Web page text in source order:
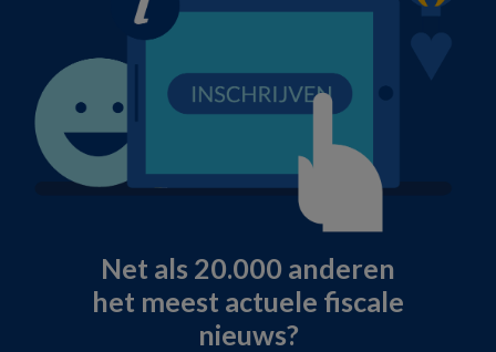
Net als 20.000 anderen
het meest actuele fiscale
nieuws?